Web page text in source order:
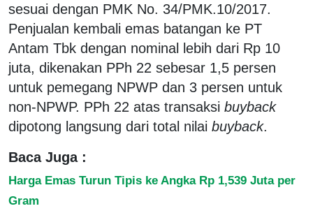
sesuai dengan PMK No. 34/PMK.10/2017.
Penjualan kembali emas batangan ke PT
Antam Tbk dengan nominal lebih dari Rp 10
juta, dikenakan PPh 22 sebesar 1,5 persen
untuk pemegang NPWP dan 3 persen untuk
non-NPWP. PPh 22 atas transaksi buyback
dipotong langsung dari total nilai buyback.
Baca Juga :
Harga Emas Turun Tipis ke Angka Rp 1,539 Juta per
Gram